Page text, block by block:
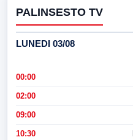
PALINSESTO TV
LUNEDI 03/08
00:00
02:00
09:00
10:30